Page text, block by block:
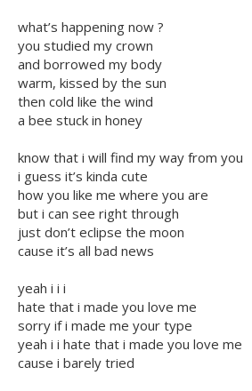
what’s happening now ?
you studied my crown
and borrowed my body
warm, kissed by the sun
then cold like the wind
a bee stuck in honey
know that i will find my way from you
i guess it’s kinda cute
how you like me where you are
but i can see right through
just don’t eclipse the moon
cause it’s all bad news
yeah i i i
hate that i made you love me
sorry if i made me your type
yeah i i hate that i made you love me
cause i barely tried